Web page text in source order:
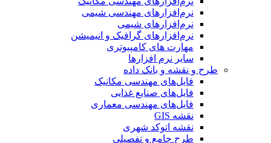
نرم‌افزارهای مهندسی شیمی
نرم‌افزارهای شیمی
نرم‌افزارهای گرافیک و انیمیشن
مهارت های کامپیوتری
سایر نرم افزارها
طرح و نقشه و بانک داده
فایل‌های مهندسی مکانیک
فایل‌های صنایع غذایی
فایل‌های مهندسی معماری
نقشه GIS
نقشه اتوکد شهری
طرح جامع و تفصیلی